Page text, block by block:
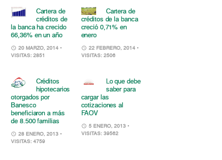
Cartera de
créditos de
la banca ha crecido
66,36% en un año
20 MARZO, 2014 •
VISITAS: 2851
Cartera de
créditos de la banca
creció 0,71% en
enero
22 FEBRERO, 2014 •
VISITAS: 2506
Créditos
hipotecarios
otorgados por
Banesco
beneficiaron a más
de 8.500 familias
28 ENERO, 2013 •
VISITAS: 4759
Lo que debe
saber para
cargar las
cotizaciones al
FAOV
5 ENERO, 2013 •
VISITAS: 39562